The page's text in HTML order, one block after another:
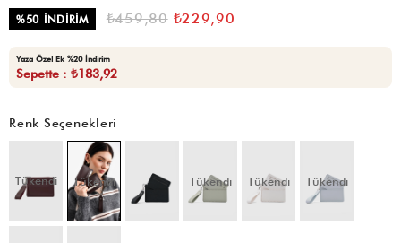
%50 İNDIRIM ₺459,80 ₺229,90
Yaza Özel Ek %20 İndirim
Sepette : ₺183,92
Renk Seçenekleri
Tükendi Tükendi Tükendi Tükendi Tükendi